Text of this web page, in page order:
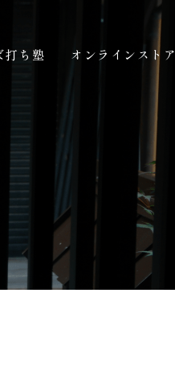
打ち塾 オンラインストア